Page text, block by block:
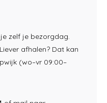
zelf je bezorgdag.
afhalen? Dat kan
(wo–vr 09:00–